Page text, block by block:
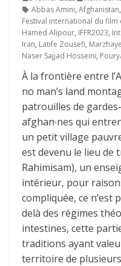
Abbas Amini, Afghanistan,
Festival international du film
Hamed Alipour, IFFR2023,
Iran, Latife Zousefi,
Naser Sajjad Hosseini,
À la frontière entre
no man’s land
patrouilles de
afghan∙nes qui
un petit village
est devenu le lieu de
Rahimisam), un
intérieur, pour
compliquée, ce n’est
delà des régimes
intestines, cette
traditions ayant
territoire de